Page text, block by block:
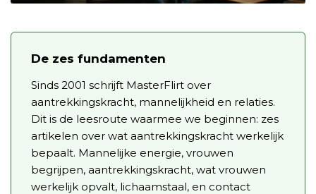
De zes fundamenten
Sinds 2001 schrijft MasterFlirt over
aantrekkingskracht, mannelijkheid en relaties.
Dit is de leesroute waarmee we beginnen: zes
artikelen over wat aantrekkingskracht werkelijk
bepaalt. Mannelijke energie, vrouwen
begrijpen, aantrekkingskracht, wat vrouwen
werkelijk opvalt, lichaamstaal, en contact